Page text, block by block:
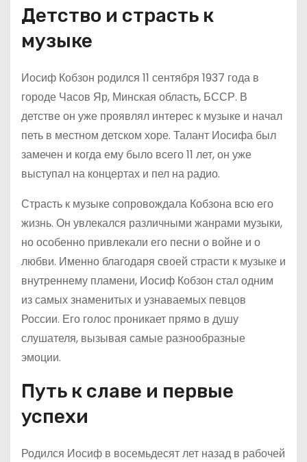
Детство и страсть к
музыке
Иосиф Кобзон родился 11 сентября 1937 года в
городе Часов Яр, Минская область, БССР. В
детстве он уже проявлял интерес к музыке и начал
петь в местном детском хоре. Талант Иосифа был
замечен и когда ему было всего 11 лет, он уже
выступал на концертах и пел на радио.
Страсть к музыке сопровождала Кобзона всю его
жизнь. Он увлекался различными жанрами музыки,
но особенно привлекали его песни о войне и о
любви. Именно благодаря своей страсти к музыке и
внутреннему пламени, Иосиф Кобзон стал одним
из самых знаменитых и узнаваемых певцов
России. Его голос проникает прямо в душу
слушателя, вызывая самые разнообразные
эмоции.
Путь к славе и первые
успехи
Родился Иосиф в восемьдесят лет назад в рабочей